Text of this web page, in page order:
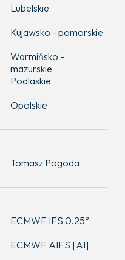
Lubelskie
Kujawsko - pomorskie
Warmińsko -
mazurskie
Podlaskie
Opolskie
Tomasz Pogoda
ECMWF IFS 0.25°
ECMWF AIFS [AI]